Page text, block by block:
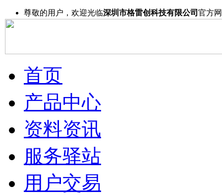
尊敬的用户，欢迎光临深圳市格雷创科技有限公司 官方
首页
产品中心
资料资讯
服务驿站
用户交易